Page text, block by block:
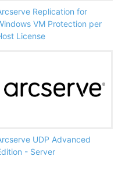
Replication for
VM Protection per
License
UDP Advanced
- Server